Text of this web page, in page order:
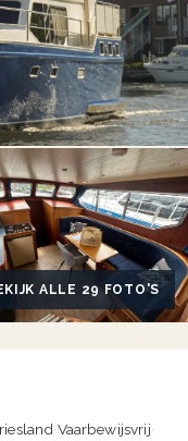
ALLE 29 FOTO'S
·Vaarbewijsvrij·